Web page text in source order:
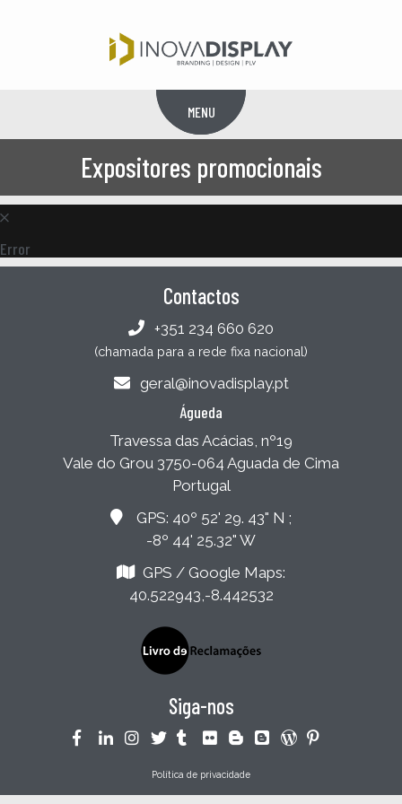
MENU
Menu
Expositores promocionais
Error
Contactos
+351 234 660 620
(chamada para a rede fixa nacional)
geral@inovadisplay.pt
Águeda
Travessa das Acácias, nº19
Vale do Grou 3750-064 Aguada de Cima
Portugal
GPS: 40º 52' 29. 43" N ;
-8º 44' 25.32" W
GPS / Google Maps:
40.522943,-8.442532
Siga-nos
Política de privacidade